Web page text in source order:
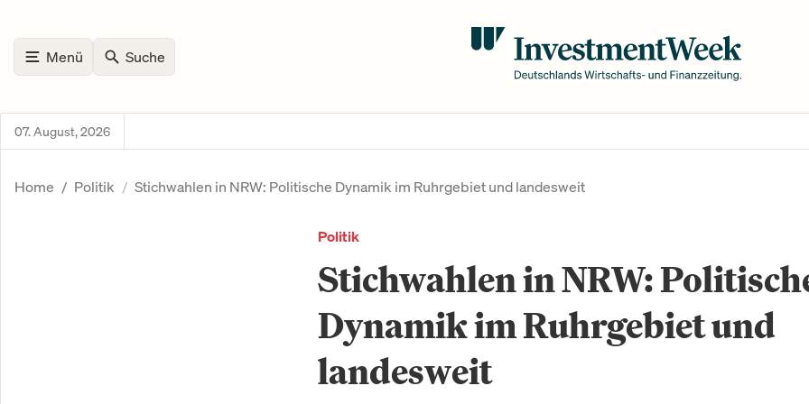
Menü Suche
07. August, 2026
Home Politik Stichwahlen in NRW: Politische Dynamik im Ruhrgebiet und landesweit
Politik
Stichwahlen in NRW:
Dynamik im Ruhrgebiet und
landesweit